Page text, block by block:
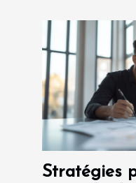
Stratégies